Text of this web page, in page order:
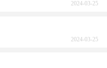
2024-03-25
2024-03-25